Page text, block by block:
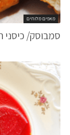
מאפים מלוחים
סמבוסק/ כיסני